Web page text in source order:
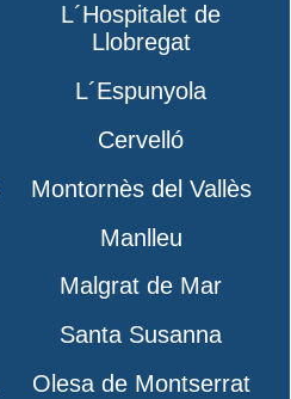
L´Hospitalet de
Llobregat
L´Espunyola
Cervelló
Montornès del Vallès
Manlleu
Malgrat de Mar
Santa Susanna
Olesa de Montserrat